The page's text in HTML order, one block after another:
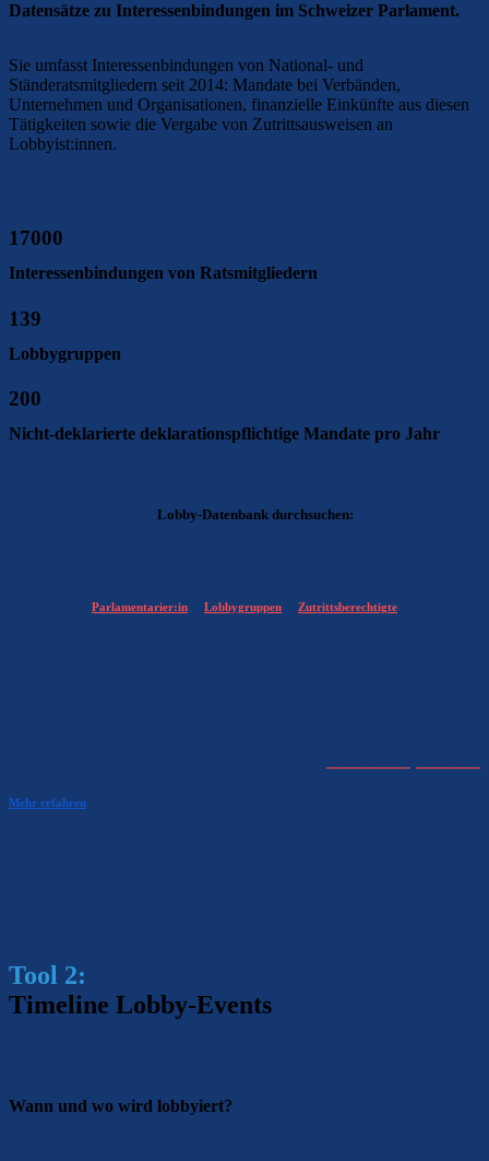
Datensätze zu Interessenbindungen im Schweizer Parlament.
Sie umfasst Interessenbindungen von National- und
Ständeratsmitgliedern seit 2014: Mandate bei Verbänden,
Unternehmen und Organisationen, finanzielle Einkünfte aus diesen
Tätigkeiten sowie die Vergabe von Zutrittsausweisen an
Lobbyist:innen.
17000
Interessenbindungen von Ratsmitgliedern
139
Lobbygruppen
200
Nicht-deklarierte deklarationspflichtige Mandate pro Jahr
Lobby-Datenbank durchsuchen:
Parlamentarier:in Lobbygruppen Zutrittsberechtigte
Mehr erfahren
Tool 2:
Timeline Lobby-Events
Wann und wo wird lobbyiert?